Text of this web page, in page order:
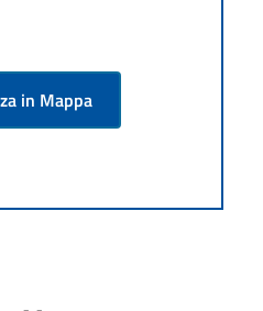
in Mappa